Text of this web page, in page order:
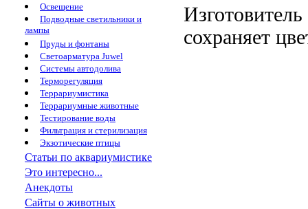
Освещение
Подводные светильники и
лампы
Пруды и фонтаны
Светоарматура Juwel
Системы автодолива
Терморегуляция
Террариумистика
Террариумные животные
Тестирование воды
Фильтрация и стерилизация
Экзотические птицы
Статьи по аквариумистике
Это интересно...
Анекдоты
Сайты о животных
cохраняет